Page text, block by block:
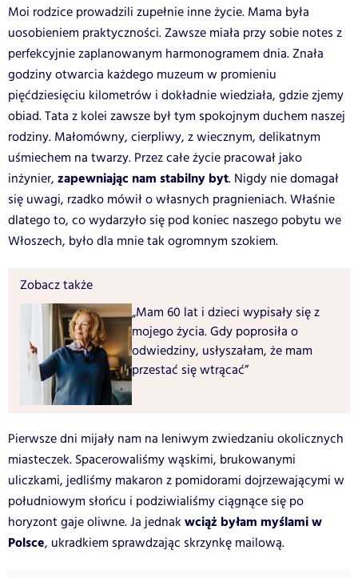
Moi rodzice prowadzili zupełnie inne życie. Mama była
uosobieniem praktyczności. Zawsze miała przy sobie notes z
perfekcyjnie zaplanowanym harmonogramem dnia. Znała
godziny otwarcia każdego muzeum w promieniu
pięćdziesięciu kilometrów i dokładnie wiedziała, gdzie zjemy
obiad. Tata z kolei zawsze był tym spokojnym duchem naszej
rodziny. Małomówny, cierpliwy, z wiecznym, delikatnym
uśmiechem na twarzy. Przez całe życie pracował jako
inżynier, zapewniając nam stabilny byt. Nigdy nie domagał
się uwagi, rzadko mówił o własnych pragnieniach. Właśnie
dlatego to, co wydarzyło się pod koniec naszego pobytu we
Włoszech, było dla mnie tak ogromnym szokiem.
Zobacz także
„Mam 60 lat i dzieci wypisały się z
mojego życia. Gdy poprosiła o
odwiedziny, usłyszałam, że mam
przestać się wtrącać”
Pierwsze dni mijały nam na leniwym zwiedzaniu okolicznych
miasteczek. Spacerowaliśmy wąskimi, brukowanymi
uliczkami, jedliśmy makaron z pomidorami dojrzewającymi w
południowym słońcu i podziwialiśmy ciągnące się po
horyzont gaje oliwne. Ja jednak wciąż byłam myślami w
Polsce, ukradkiem sprawdzając skrzynkę mailową.